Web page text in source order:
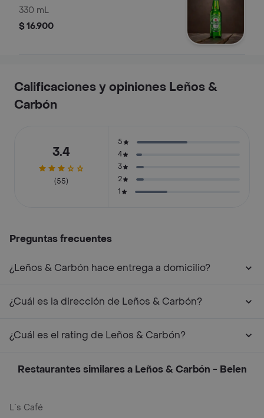
330 mL
$ 16.900
Calificaciones y opiniones Leños &
Carbón
3.4
(55)
5
4
3
2
1
Preguntas frecuentes
¿Leños & Carbón hace entrega a domicilio?
¿Cuál es la dirección de Leños & Carbón?
¿Cuál es el rating de Leños & Carbón?
Restaurantes similares a Leños & Carbón - Belen
L´s Café